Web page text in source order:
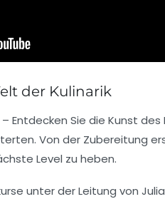
der Kulinarik
– Entdecken Sie die Kunst
Von der Zubereitung
Level zu heben.
unter der Leitung von